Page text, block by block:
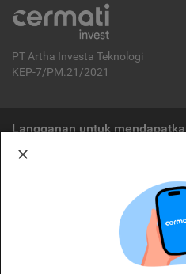
PT Artha Investa Teknologi
KEP-7/PM.21/2021
Langganan untuk
Cermati merupakan penyelenggara
OJK. Oleh karena itu, produk dan/atau
ditawarkan bukan merupakan produk
diterbitkan oleh Cermati dan Cermati